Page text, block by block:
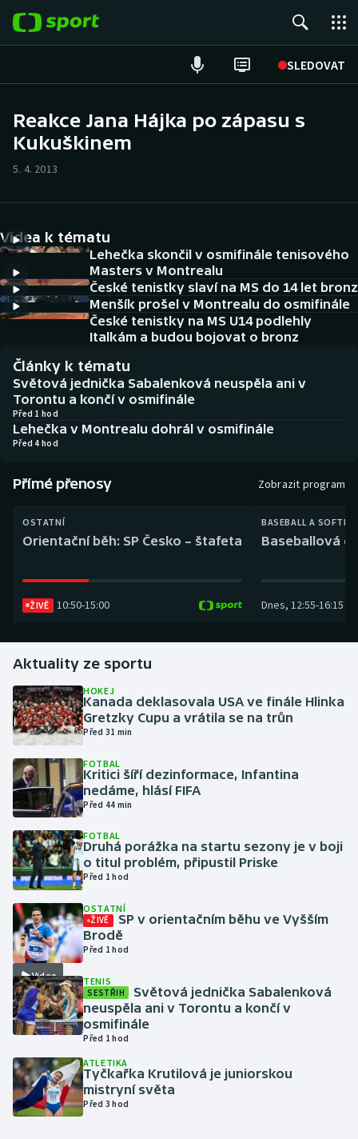
SLEDOVAT
Hokej
Cyklistika
DALŠÍ SPORTY
Americký fotbal
Baseball a softbal
Basketbal
Biatlon
Boby a skeleton
Box
Dostihy
Florbal
Golf
Házená
Jezdectví
Judo
Krasobruslení
Lezení
Lyže a snowboard
Moderní pětiboj
Motorsport
Olympijské hry
NEPŘEHLÉDNĚTE
Soutěže
Historické návraty
Aplikace ČT sport
AZ kvíz
Reakce Jana Hájka po zápasu s
Kukuškinem
5. 4. 2013
Videa k tématu
Lehečka skončil v osmifinále tenisového
Masters v Montrealu
České tenistky slaví na MS do 14 let bronz
Menšík prošel v Montrealu do osmifinále
České tenistky na MS U14 podlehly
Italkám a budou bojovat o bronz
Články k tématu
Světová jednička Sabalenková neuspěla ani v
Torontu a končí v osmifinále
Před 1 hod
Lehečka v Montrealu dohrál v osmifinále
Před 4 hod
Přímé přenosy Zobrazit program
OSTATNÍ
Orientační běh: SP Česko – štafeta
ŽIVĚ 10:50-15:00
BASEBALL A
Baseballová
Dnes, 12:55-16:15
Aktuality ze sportu
HOKEJ
Kanada deklasovala USA ve finále Hlinka
Gretzky Cupu a vrátila se na trůn
Před 31 min
FOTBAL
Kritici šíří dezinformace, Infantina
nedáme, hlásí FIFA
Před 44 min
FOTBAL
Druhá porážka na startu sezony je v boji
o titul problém, připustil Priske
Před 1 hod
Video
OSTATNÍ
ŽIVĚ
SP v orientačním běhu ve Vyšším
Brodě
Před 1 hod
TENIS
SESTŘIH
Světová jednička Sabalenková
neuspěla ani v Torontu a končí v
osmifinále
Před 1 hod
ATLETIKA
Tyčkařka Krutilová je juniorskou
mistryní světa
Před 3 hod